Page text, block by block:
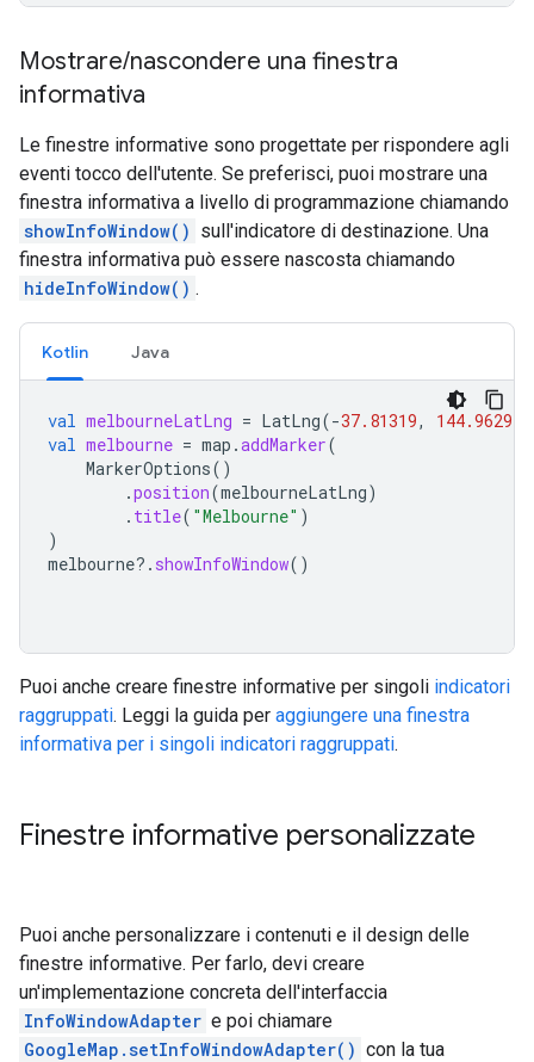
Mostrare/nascondere una finestra
informativa
Le finestre informative sono progettate per rispondere agli
eventi tocco dell'utente. Se preferisci, puoi mostrare una
finestra informativa a livello di programmazione chiamando
showInfoWindow() sull'indicatore di destinazione. Una
finestra informativa può essere nascosta chiamando
hideInfoWindow() .
Kotlin Java
val melbourneLatLng = LatLng(-37.81319, 144.96298
val melbourne = map .addMarker(
MarkerOptions()
.position(melbourneLatLng)
. title( "Melbourne" )
)
melbourne?. showInfoWindow()
Puoi anche creare finestre informative per singoli indicatori
raggruppati. Leggi la guida per aggiungere una finestra
informativa per i singoli indicatori raggruppati.
Finestre informative personalizzate
Puoi anche personalizzare i contenuti e il design delle
finestre informative. Per farlo, devi creare
un'implementazione concreta dell'interfaccia
InfoWindowAdapter e poi chiamare
GoogleMap.setInfoWindowAdapter() con la tua